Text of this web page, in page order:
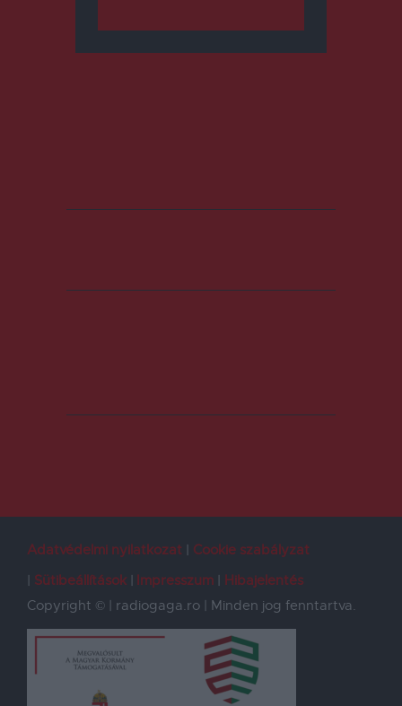
Adatvédelmi nyilatkozat
Cookie szabályzat
Sütibeállítások
Impresszum
Hibajelentés
Copyright © | radiogaga.ro | Minden jog fenntartva.